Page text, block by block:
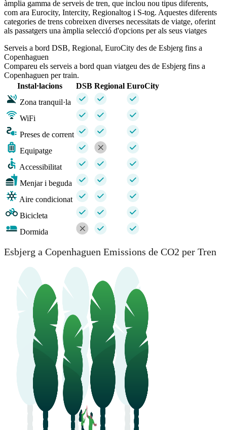
àmplia gamma de serveis de tren, que inclou nou tipus diferents,
com ara Eurocity, Intercity, Regionaltog i S-tog. Aquestes diferents
categories de trens cobreixen diverses necessitats de viatge, oferint
als passatgers una àmplia selecció d'opcions per als seus viatges
Serveis a bord DSB, Regional, EuroCity des de Esbjerg fins a
Copenhaguen
Compareu els serveis a bord quan viatgeu des de Esbjerg fins a
Copenhaguen per train.
Instal·lacions
DSB Regional EuroCity
Zona tranquil·la
WiFi
Preses de corrent
Equipatge
Accessibilitat
Menjar i beguda
Aire condicionat
Bicicleta
Dormida
Esbjerg a Copenhaguen Emissions de CO2 per Tren